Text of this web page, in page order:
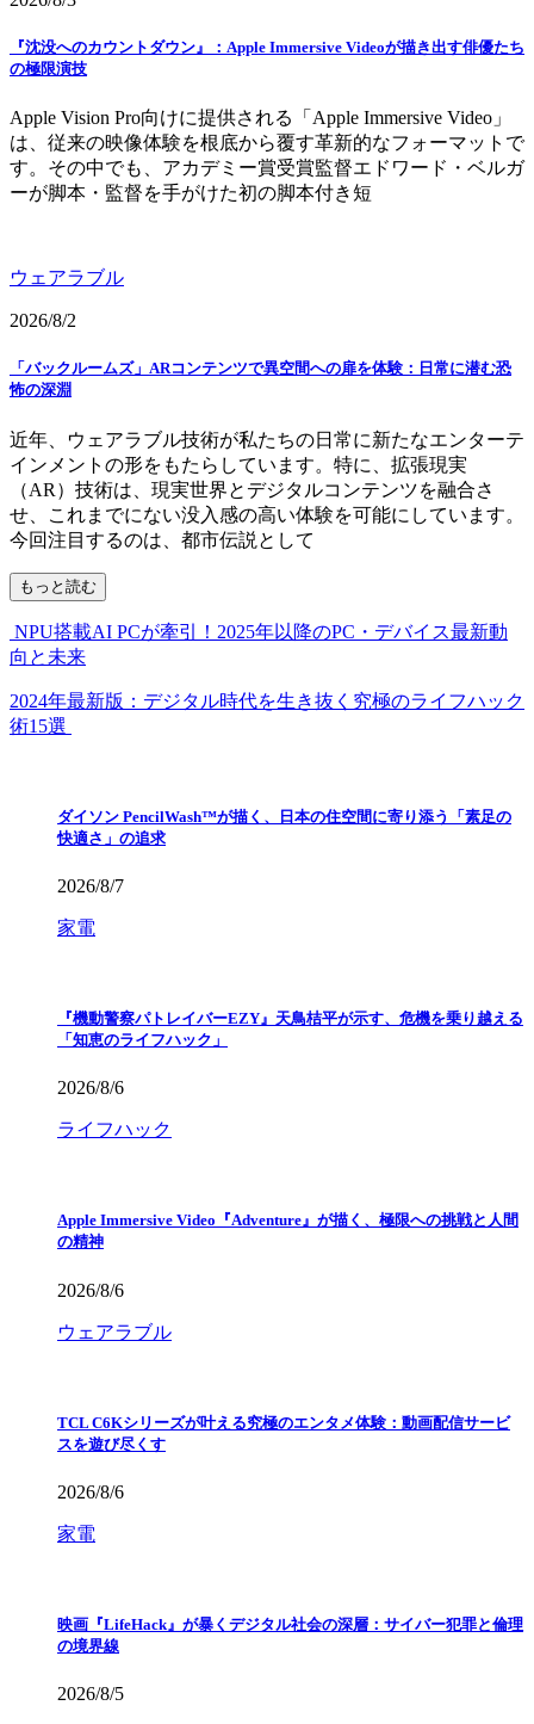
『沈没へのカウントダウン』：Apple Immersive Videoが描き出す俳優たち
の極限演技
Apple Vision Pro向けに提供される「Apple Immersive Video」
は、従来の映像体験を根底から覆す革新的なフォーマットで
す。その中でも、アカデミー賞受賞監督エドワード・ベルガ
ーが脚本・監督を手がけた初の脚本付き短
ウェアラブル
2026/8/2
「バックルームズ」ARコンテンツで異空間への扉を体験：日常に潜む恐
怖の深淵
近年、ウェアラブル技術が私たちの日常に新たなエンターテ
インメントの形をもたらしています。特に、拡張現実
（AR）技術は、現実世界とデジタルコンテンツを融合さ
せ、これまでにない没入感の高い体験を可能にしています。
今回注目するのは、都市伝説として
もっと読む
NPU搭載AI PCが牽引！2025年以降のPC・デバイス最新動
向と未来
2024年最新版：デジタル時代を生き抜く究極のライフハック
術15選
ダイソン PencilWash™が描く、日本の住空間に寄り添う「素足の
快適さ」の追求
2026/8/7
家電
『機動警察パトレイバーEZY』天鳥桔平が示す、危機を乗り越える
「知恵のライフハック」
2026/8/6
ライフハック
Apple Immersive Video『Adventure』が描く、極限への挑戦と人間
の精神
2026/8/6
ウェアラブル
TCL C6Kシリーズが叶える究極のエンタメ体験：動画配信サービ
スを遊び尽くす
2026/8/6
家電
映画『LifeHack』が暴くデジタル社会の深層：サイバー犯罪と倫理
の境界線
2026/8/5